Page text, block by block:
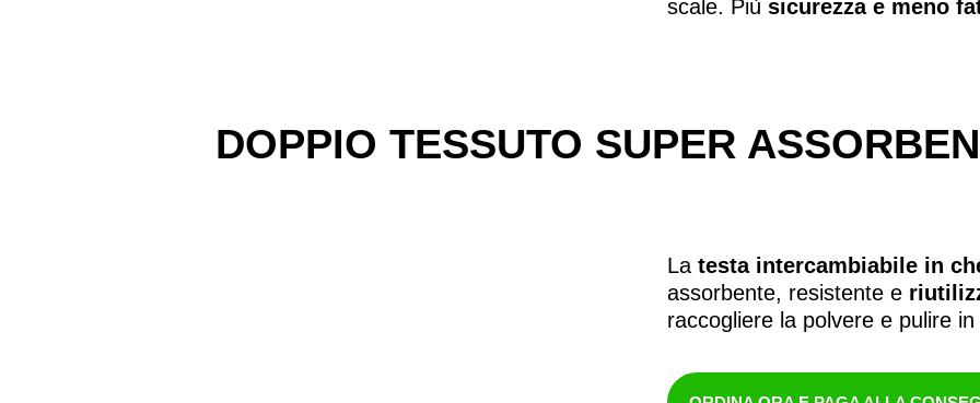
scale. Più sicurezza e meno
DOPPIO TESSUTO SUPER
La testa intercambiabile in
assorbente, resistente e
raccogliere la polvere e pulire